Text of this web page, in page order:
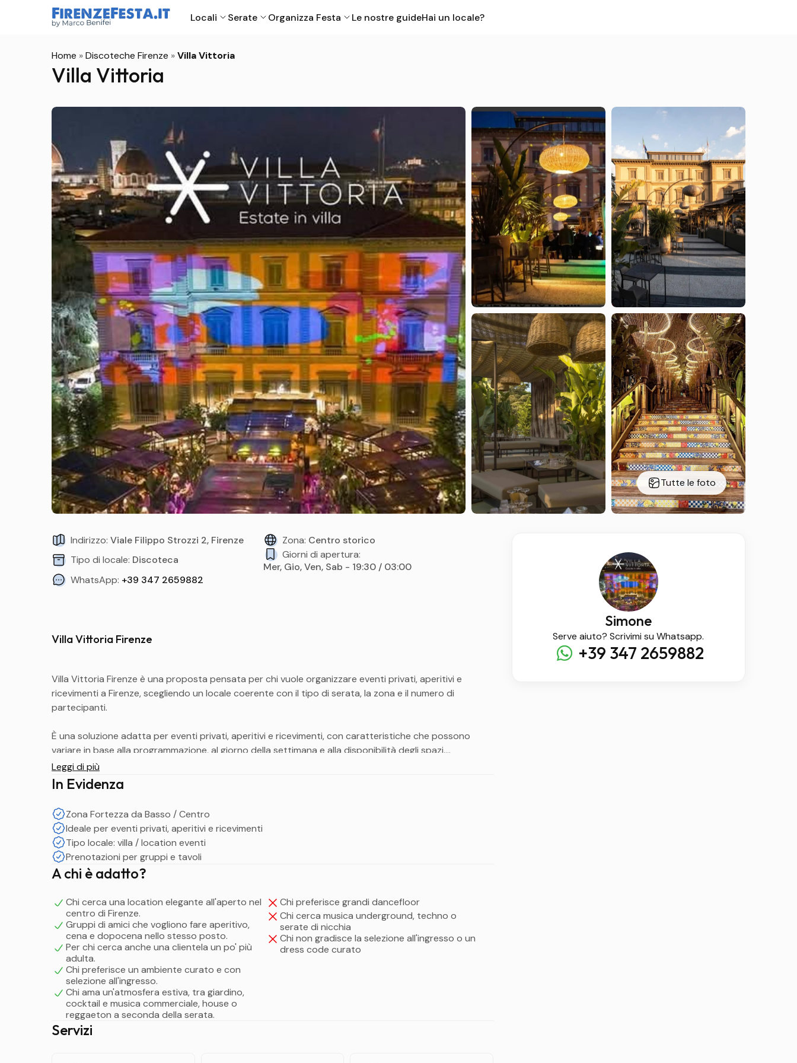
Locali Serate Organizza Festa Le nostre guideHai un locale?
Home »Discoteche Firenze »Villa Vittoria
Villa Vittoria
Tutte le foto
Indirizzo: Viale Filippo Strozzi 2, Firenze Zona: Centro storico
Tipo di locale: Discoteca
Giorni di apertura:
Mer, Gio, Ven, Sab - 19:30 / 03:00
WhatsApp: +39 347 2659882
Villa Vittoria Firenze
Villa Vittoria Firenze è una proposta pensata per chi vuole organizzare eventi privati, aperitivi e
ricevimenti a Firenze, scegliendo un locale coerente con il tipo di serata, la zona e il numero di
partecipanti.
È una soluzione adatta per eventi privati, aperitivi e ricevimenti, con caratteristiche che possono
variare in base alla programmazione, al giorno della settimana e alla disponibilità degli spazi.
La posizione indicativa è Viale Filippo Strozzi 2, Firenze. La zona di riferimento è Fortezza da Basso /
Centro. Prima della prenotazione è sempre consigliato verificare orari, disponibilità e condizioni
aggiornate.
Apertura Villa Vittoria 2026
Giovedì 21 maggio inaugurazione dell'estate 2026 di Villa Vittoria!
Villa Vittoria Firenze Orari
Orari e giorni di apertura estate 2026:
mercoledì 19:30 / 03:00
giovedì 19:30 / 03:00
venerdì 19:30 / 03:00
sabato 19:30 / 03:00
Villa Vittoria Firenze Prezzi
Leggi di più
In Evidenza
Zona Fortezza da Basso / Centro
Ideale per eventi privati, aperitivi e ricevimenti
Tipo locale: villa / location eventi
Prenotazioni per gruppi e tavoli
A chi è adatto?
Chi cerca una location elegante all'aperto nel
centro di Firenze.
Gruppi di amici che vogliono fare aperitivo,
cena e dopocena nello stesso posto.
Per chi cerca anche una clientela un po' più
adulta.
Chi preferisce un ambiente curato e con
selezione all'ingresso.
Chi ama un'atmosfera estiva, tra giardino,
cocktail e musica commerciale, house o
reggaeton a seconda della serata.
Chi preferisce grandi dancefloor
Chi cerca musica underground, techno o
serate di nicchia
Chi non gradisce la selezione all'ingresso o un
dress code curato
Servizi
Simone
Serve aiuto? Scrivimi su Whatsapp.
+39 347 2659882